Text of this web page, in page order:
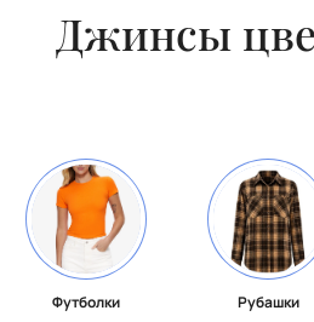
Джинсы
Футболки Рубашки